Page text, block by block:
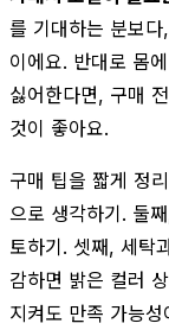
를 기대하는 분보
이에요. 반대로 몸
싫어한다면, 구매
것이 좋아요.
구매 팁을 짧게 정
으로 생각하기. 둘
토하기. 셋째, 세탁
감하면 밝은 컬러
지켜도 만족 가능